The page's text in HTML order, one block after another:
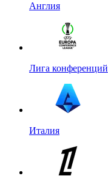
Англия
Лига конференций
Италия